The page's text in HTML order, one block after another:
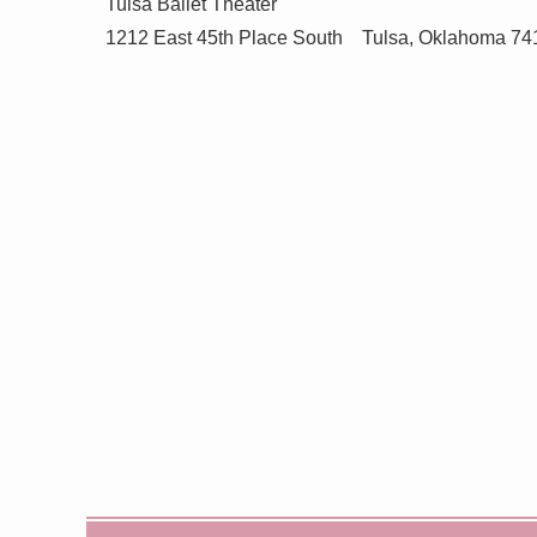
1212 East 45th Place South Tulsa, Oklahoma